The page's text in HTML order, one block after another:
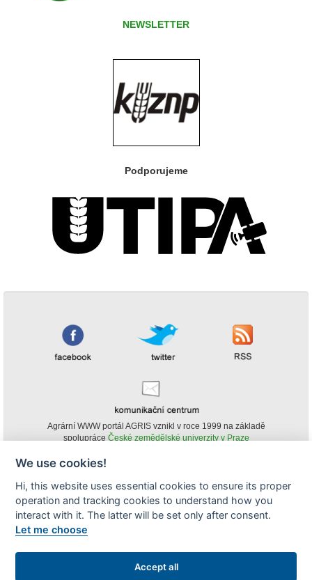
NEWSLETTER
Podporujeme
Agrární WWW portál AGRIS vznikl v roce 1999 na základě
spolupráce České zemědělské univerzity v Praze
obsahu agrárního WWW portálu AGRIS je možné
(pokud není uvedeno jinak) pouze za podmínky uvedení zdroje v podobě
www.agris.cz a data publikace v AGRISu.
We use cookies!
Hi, this website uses essential cookies to ensure its proper
operation and tracking cookies to understand how you
interact with it. The latter will be set only after consent.
Let me choose
Accept all